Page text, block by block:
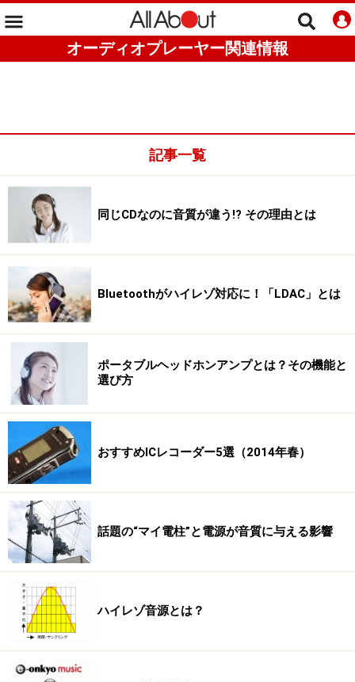
オーディオプレーヤー関連情報
記事一覧
同じCDなのに音質が違う!? その理由とは
Bluetoothがハイレゾ対応に！「LDAC」とは
ポータブルヘッドホンアンプとは？その機能と
選び方
おすすめICレコーダー5選（2014年春）
話題の“マイ電柱”と電源が音質に与える影響
ハイレゾ音源とは？